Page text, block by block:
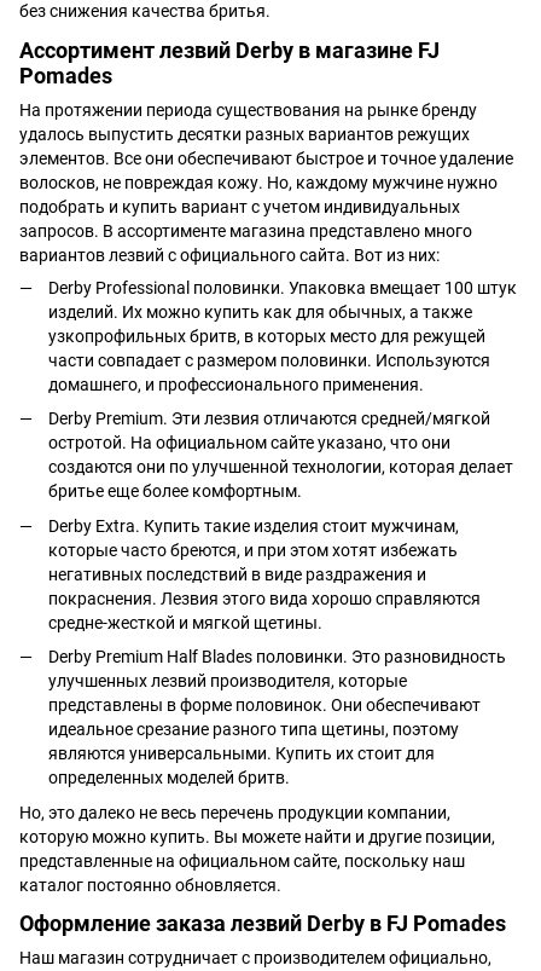
без снижения качества бритья.
Ассортимент лезвий Derby в магазине FJ
Pomades
На протяжении периода существования на рынке бренду
удалось выпустить десятки разных вариантов режущих
элементов. Все они обеспечивают быстрое и точное удаление
волосков, не повреждая кожу. Но, каждому мужчине нужно
подобрать и купить вариант с учетом индивидуальных
запросов. В ассортименте магазина представлено много
вариантов лезвий с официального сайта. Вот из них:
Derby Professional половинки. Упаковка вмещает 100 штук
изделий. Их можно купить как для обычных, а также
узкопрофильных бритв, в которых место для режущей
части совпадает с размером половинки. Используются
домашнего, и профессионального применения.
Derby Premium. Эти лезвия отличаются средней/мягкой
остротой. На официальном сайте указано, что они
создаются они по улучшенной технологии, которая делает
бритье еще более комфортным.
Derby Extra. Купить такие изделия стоит мужчинам,
которые часто бреются, и при этом хотят избежать
негативных последствий в виде раздражения и
покраснения. Лезвия этого вида хорошо справляются
средне-жесткой и мягкой щетины.
Derby Premium Half Blades половинки. Это разновидность
улучшенных лезвий производителя, которые
представлены в форме половинок. Они обеспечивают
идеальное срезание разного типа щетины, поэтому
являются универсальными. Купить их стоит для
определенных моделей бритв.
Но, это далеко не весь перечень продукции компании,
которую можно купить. Вы можете найти и другие позиции,
представленные на официальном сайте, поскольку наш
каталог постоянно обновляется.
Оформление заказа лезвий Derby в FJ Pomades
Наш магазин сотрудничает с производителем официально,